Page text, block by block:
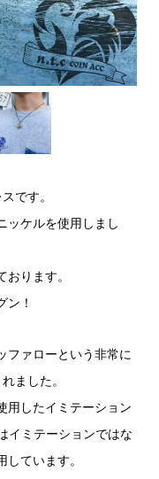
です。
ッケルを使用しまし
ります。
ン！
ファローという非常に
ました。
用したイミテーション
イミテーションではな
ています。